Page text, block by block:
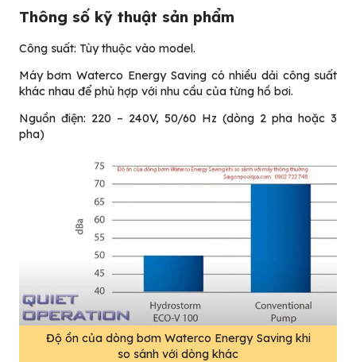
Thông số kỹ thuật sản phẩm
Công suất: Tùy thuộc vào model.
Máy bơm Waterco Energy Saving có nhiều dải công suất
khác nhau để phù hợp với nhu cầu của từng hồ bơi.
Nguồn điện: 220 – 240V, 50/60 Hz (dòng 2 pha hoặc 3
pha)
Độ ồn của dòng bơm Waterco Energy Saving khi
so sánh với dòng khác